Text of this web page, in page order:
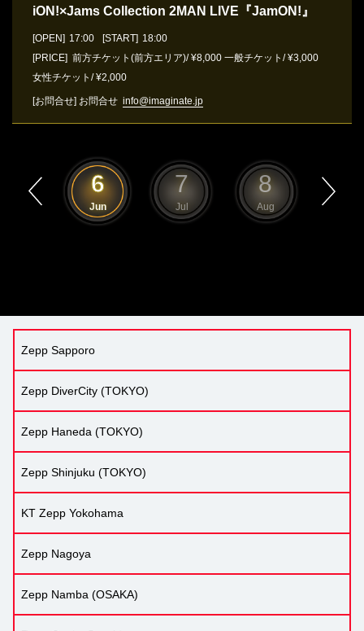
iON!×Jams Collection 2MAN LIVE『JamON!』
[OPEN] 17:00 [START] 18:00
[PRICE] 前方チケット(前方エリア)/ ¥8,000 一般チケット/ ¥3,000
女性チケット/ ¥2,000
[お問合せ] お問合せ info@imaginate.jp
6
Jun
7
Jul
8
Aug
Zepp Sapporo
Zepp DiverCity (TOKYO)
Zepp Haneda (TOKYO)
Zepp Shinjuku (TOKYO)
KT Zepp Yokohama
Zepp Nagoya
Zepp Namba (OSAKA)